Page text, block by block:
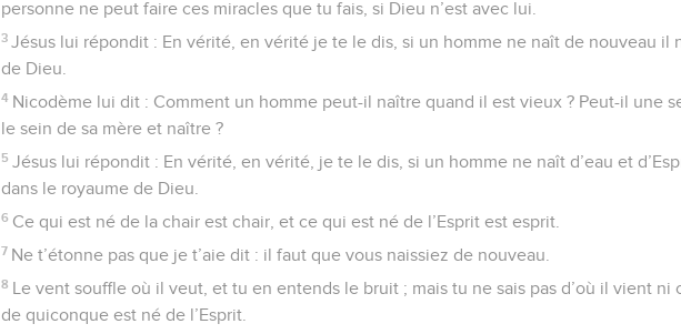
personne ne peut faire ces miracles que tu fais, si Dieu n’est avec lui.
3 Jésus lui répondit : En vérité, en vérité je te le dis, si un homme ne naît de nouveau il
de Dieu.
4 Nicodème lui dit : Comment un homme peut-il naître quand il est vieux ? Peut-il une
le sein de sa mère et naître ?
5 Jésus lui répondit : En vérité, en vérité, je te le dis, si un homme ne naît d’eau et
dans le royaume de Dieu.
6 Ce qui est né de la chair est chair, et ce qui est né de l’Esprit est esprit.
7 Ne t’étonne pas que je t’aie dit : il faut que vous naissiez de nouveau.
8 Le vent souffle où il veut, et tu en entends le bruit ; mais tu ne sais pas d’où il vient ni
de quiconque est né de l’Esprit.